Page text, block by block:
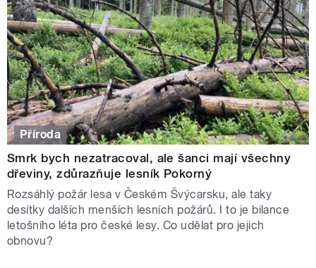
Příroda
Smrk bych nezatracoval, ale šanci mají všechny
dřeviny, zdůrazňuje lesník Pokorný
Rozsáhlý požár lesa v Českém Švýcarsku, ale taky
desítky dalších menších lesních požárů. I to je bilance
letošního léta pro české lesy. Co udělat pro jejich
obnovu?